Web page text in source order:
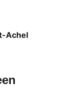
Achel